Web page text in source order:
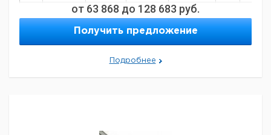
1302
10 350 1000
1303
от 63 868 до 128 683 руб.
Получить предложение
Подробнее